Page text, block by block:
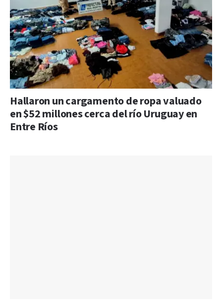
Hallaron un cargamento de ropa valuado
en $52 millones cerca del río Uruguay en
Entre Ríos